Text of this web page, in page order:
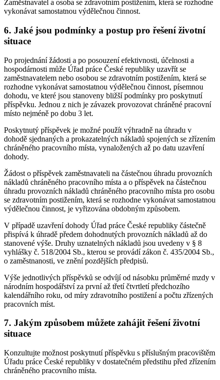
Zaměstnavatel a osoba se zdravotním postižením, která se rozhodne
vykonávat samostatnou výdělečnou činnost.
6. Jaké jsou podmínky a postup pro řešení životní
situace
Po projednání žádosti a po posouzení efektivnosti, účelnosti a
hospodárnosti může Úřad práce České republiky uzavřít se
zaměstnavatelem nebo osobou se zdravotním postižením, která se
rozhodne vykonávat samostatnou výdělečnou činnost, písemnou
dohodu, ve které jsou stanoveny bližší podmínky pro poskytnutí
příspěvku. Jednou z nich je závazek provozovat chráněné pracovní
místo nejméně po dobu 3 let.
Poskytnutý příspěvek je možné použít výhradně na úhradu v
dohodě sjednaných a prokazatelných nákladů spojených se zřízením
chráněného pracovního místa, vynaložených až po datu uzavření
dohody.
Žádost o příspěvek zaměstnavateli na částečnou úhradu provozních
nákladů chráněného pracovního místa a o příspěvek na částečnou
úhradu provozních nákladů chráněného pracovního místa pro osobu
se zdravotním postižením, která se rozhodne vykonávat samostatnou
výdělečnou činnost, je vyřizována obdobným způsobem.
V případě uzavření dohody Úřad práce České republiky částečně
přispívá k úhradě předem dohodnutých provozních nákladů až do
stanovené výše. Druhy uznatelných nákladů jsou uvedeny v § 8
vyhlášky č. 518/2004 Sb., kterou se provádí zákon č. 435/2004 Sb.,
o zaměstnanosti, ve znění pozdějších předpisů.
Výše jednotlivých příspěvků se odvíjí od násobku průměrné mzdy v
národním hospodářství za první až třetí čtvrtletí předchozího
kalendářního roku, od míry zdravotního postižení a počtu zřízených
pracovních míst.
7. Jakým způsobem můžete zahájit řešení životní
situace
Konzultujte možnost poskytnutí příspěvku s příslušným pracovištěm
Úřadu práce České republiky v dostatečném předstihu před zřízením
chráněného pracovního místa.